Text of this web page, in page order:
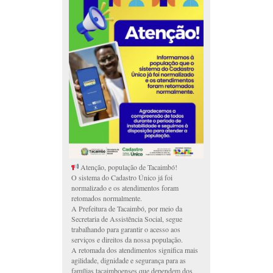
Atenção, população de Tacaimbó!
O sistema do Cadastro Único já foi
normalizado e os atendimentos foram
retomados normalmente.
A Prefeitura de Tacaimbó, por meio da
Secretaria de Assistência Social, segue
trabalhando para garantir o acesso aos
serviços e direitos da nossa população.
A retomada dos atendimentos significa mais
agilidade, dignidade e segurança para as
famílias tacaimboenses que dependem dos